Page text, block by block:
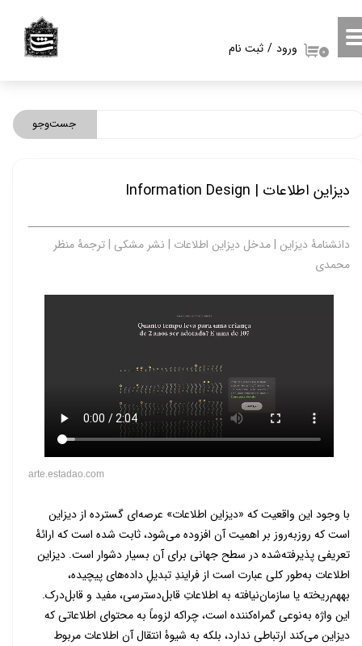
ورود / ثبت نام
حساب کاربری من
۰
دیزاین اطلاعات | Information Design
دانشنامۀ دیزاین | مدخل دیزاین اطلاعات | نشر مشکی | ترجمۀ منظر
محمدی
arte.estadao.com
با وجود این واقعیت که «دیزاین اطلاعات» عرصه‌ای گسترده از دیزاین
است که روزبه‌روز بر اهمیت آن افزوده می‌شود، ثابت شده است که ارائۀ
تعریفی پذیرفته‌شده در سطح جهانی برای آن بسیار دشوار است. دیزاین
اطلاعات به‌طور کلی عبارت است از فرایندِ تبدیلِ داده‌های پیچیده،
بههم‌ریخته یا سازمان‌نیافته به اطلاعاتِ قابل‌دسترسی، مفید و قابل‌درک.
این واژه به‌نوعی گمراه‌کننده است، چراکه لزوماً به محتوای اطلاعاتی که
دیزاین می‌کند ارتباطی ندارد، بلکه به شیوۀ انتقال آن اطلاعات مربوط
جست‌وجو